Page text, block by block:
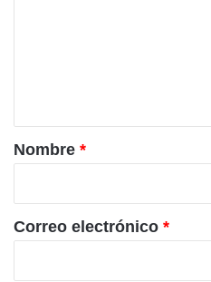
r
*
Nombre *
Correo electrónico *